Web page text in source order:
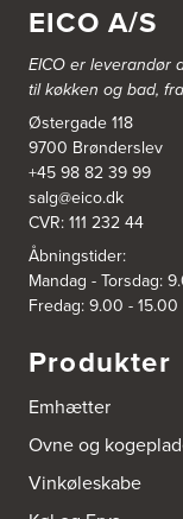
2635 Ishøj
https://
3831: Power
Rødovre Centrum
2610 Rødovre
https://
3832: Power
Japanvej 8
4200 Slagelse
Tel.:70338080
https://
3836: Power
Grønlandsvej 22
9900
https://
3841: Power
EICO A/S
EICO er leverandør
til køkken og bad,
Østergade 118
9700 Brønderslev
+45 98 82 39 99
salg@eico.dk
CVR: 111 232 44
Åbningstider:
Mandag - Torsdag:
Fredag: 9.00 - 15.00
Produkter
Emhætter
Ovne og
Vinkøleskabe